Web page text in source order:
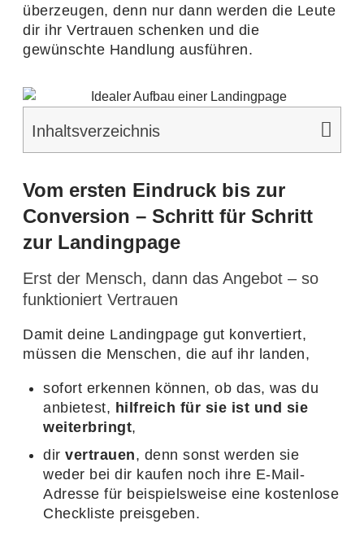
über­zeugen, denn nur dann werden die Leute
dir ihr Vertrauen schenken und die
gewünschte Hand­lung ausführen.
Inhalts­ver­zeichnis
Vom ersten Eindruck bis zur
Conversion – Schritt für Schritt
zur Landingpage
Erst der Mensch, dann das Angebot – so
funktioniert Vertrauen
Damit deine Landing­page gut konver­tiert,
müssen die Menschen, die auf ihr landen,
sofort erkennen können, ob das, was du
anbie­test, hilf­reich für sie ist und sie
weiter­bringt,
dir vertrauen, denn sonst werden sie
weder bei dir kaufen noch ihre E‑Mail-
Adresse für beispiels­weise eine kosten­lose
Check­liste preisgeben.